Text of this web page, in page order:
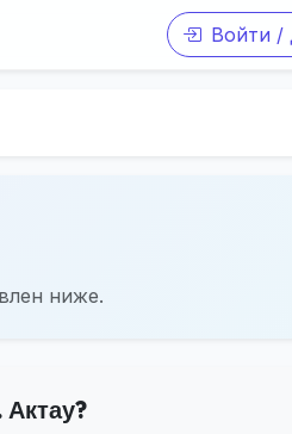
Войти /
ниже.